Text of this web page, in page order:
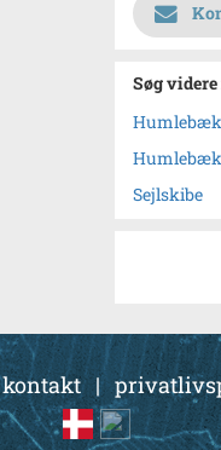
Søg
Humlebæk
Humlebæk
Sejlskibe
kontakt|